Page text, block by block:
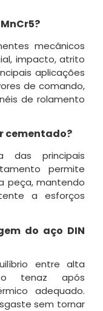
mecânicos
impacto, atrito
aplicações
de comando,
de rolamento
cementado?
das principais
permite
peça, mantendo
a esforços
do aço DIN
entre alta
tenaz após
adequado.
sem tornar